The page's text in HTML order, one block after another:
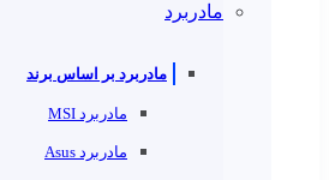
مادربرد
مادربرد بر اساس برند
مادربرد MSI
مادربرد Asus